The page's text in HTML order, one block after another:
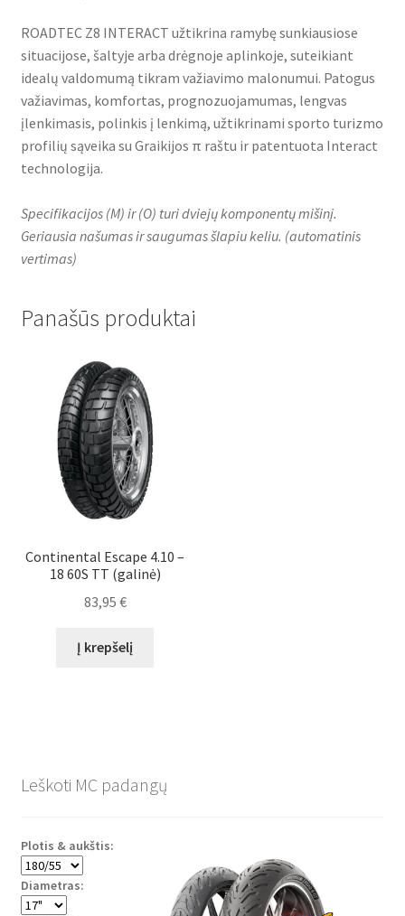
ROADTEC Z8 INTERACT užtikrina ramybę sunkiausiose
situacijose, šaltyje arba drėgnoje aplinkoje, suteikiant
idealų valdomumą tikram važiavimo malonumui. Patogus
važiavimas, komfortas, prognozuojamumas, lengvas
įlenkimasis, polinkis į lenkimą, užtikrinami sporto turizmo
profilių sąveika su Graikijos π raštu ir patentuota Interact
technologija.
Specifikacijos (M) ir (O) turi dviejų komponentų mišinį.
Geriausia našumas ir saugumas šlapiu keliu. (automatinis
vertimas)
Panašūs produktai
Continental Escape 4.10 –
18 60S TT (galinė)
83,95 €
Į krepšelį
Leškoti MC padangų
Plotis & aukštis:
Diametras: